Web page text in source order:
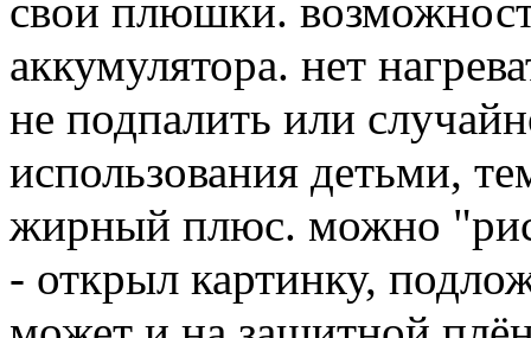
свои плюшки.
аккумулятора. нет
не подпалить или
использования детьми,
жирный плюс. можно
- открыл картинку,